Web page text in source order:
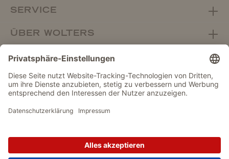
SERVICE
ÜBER WOLTERS
FACHHANDEL
Vertrag widerrufen